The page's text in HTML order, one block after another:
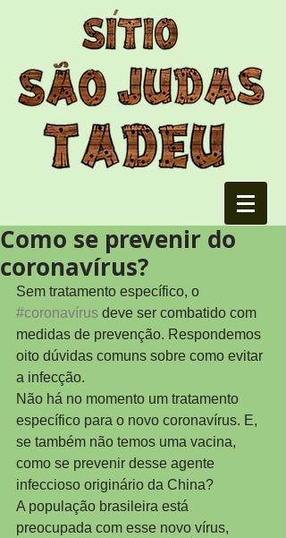
Como se prevenir do
coronavírus?
Sem tratamento específico, o
#coronavírus deve ser combatido com
medidas de prevenção. Respondemos
oito dúvidas comuns sobre como evitar
a infecção.
Não há no momento um tratamento
específico para o novo coronavírus. E,
se também não temos uma vacina,
como se prevenir desse agente
infeccioso originário da China?
A população brasileira está
preocupada com esse novo vírus,